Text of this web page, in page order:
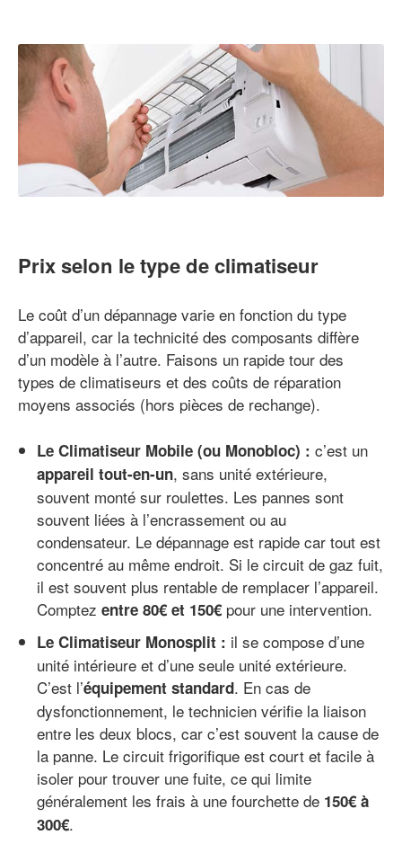
Prix selon le type de climatiseur
Le coût d’un dépannage varie en fonction du type
d’appareil, car la technicité des composants diffère
d’un modèle à l’autre. Faisons un rapide tour des
types de climatiseurs et des coûts de réparation
moyens associés (hors pièces de rechange).
Le Climatiseur Mobile (ou Monobloc) : c’est un
appareil tout-en-un, sans unité extérieure,
souvent monté sur roulettes. Les pannes sont
souvent liées à l’encrassement ou au
condensateur. Le dépannage est rapide car tout est
concentré au même endroit. Si le circuit de gaz fuit,
il est souvent plus rentable de remplacer l’appareil.
Comptez entre 80€ et 150€ pour une intervention.
Le Climatiseur Monosplit : il se compose d’une
unité intérieure et d’une seule unité extérieure.
C’est l’équipement standard. En cas de
dysfonctionnement, le technicien vérifie la liaison
entre les deux blocs, car c’est souvent la cause de
la panne. Le circuit frigorifique est court et facile à
isoler pour trouver une fuite, ce qui limite
généralement les frais à une fourchette de 150€ à
300€.